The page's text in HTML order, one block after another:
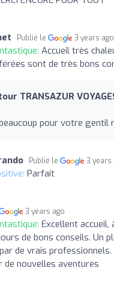
Publié le 3 years ago
Accueil très
sont de très bons
TRANSAZUR
pour votre gentil
Publié le 3 years
Parfait
3 years ago
Excellent accueil,
de bons conseils. Un
de vrais
de nouvelles aventures